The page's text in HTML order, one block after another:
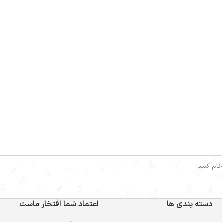
کنید.
دسته بندی ها اعتماد شما افتخار ماست